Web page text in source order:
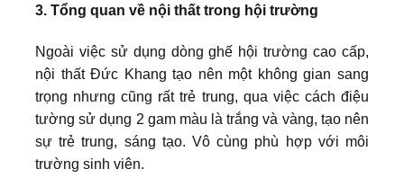
3. Tổng quan về nội thất trong hội trường
Ngoài việc sử dụng dòng ghế hội trường cao cấp,
nội thất Đức Khang tạo nên một không gian sang
trọng nhưng cũng rất trẻ trung, qua việc cách điệu
tường sử dụng 2 gam màu là trắng và vàng, tạo nên
sự trẻ trung, sáng tạo. Vô cùng phù hợp với môi
trường sinh viên.